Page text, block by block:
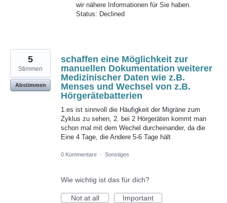
wir nähere Informationen für Sie haben.
Status: Declined
schaffen eine Möglichkeit zur
manuellen Dokumentation weiterer
Medizinischer Daten wie z.B.
Menses und Wechsel von z.B.
Hörgerätebatterien
1.es ist sinnvoll die Häufigkeit der Migräne zum
Zyklus zu sehen, 2. bei 2 Hörgeräten kommt man
schon mal mit dem Wechel durcheinander, da die
Eine 4 Tage, die Andere 5-6 Tage hält
5
Stimmen
Abstimmen
0 Kommentare · Sonstiges
Wie wichtig ist das für dich?
Not at all
Important